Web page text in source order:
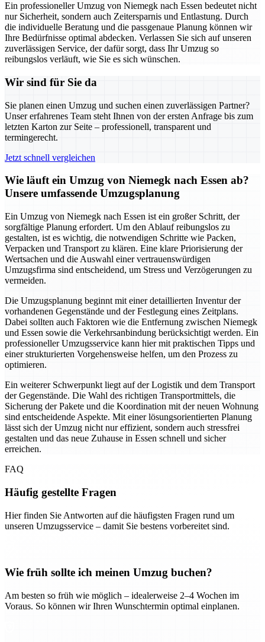
Ein professioneller Umzug von Niemegk nach Essen bedeutet nicht
nur Sicherheit, sondern auch Zeitersparnis und Entlastung. Durch
die individuelle Beratung und die passgenaue Planung können wir
Ihre Bedürfnisse optimal abdecken. Verlassen Sie sich auf unseren
zuverlässigen Service, der dafür sorgt, dass Ihr Umzug so
reibungslos verläuft, wie Sie es sich wünschen.
Wir sind für Sie da
Sie planen einen Umzug und suchen einen zuverlässigen Partner?
Unser erfahrenes Team steht Ihnen von der ersten Anfrage bis zum
letzten Karton zur Seite – professionell, transparent und
termingerecht.
Jetzt schnell vergleichen
Wie läuft ein Umzug von Niemegk nach Essen ab?
Unsere umfassende Umzugsplanung
Ein Umzug von Niemegk nach Essen ist ein großer Schritt, der
sorgfältige Planung erfordert. Um den Ablauf reibungslos zu
gestalten, ist es wichtig, die notwendigen Schritte wie Packen,
Verpacken und Transport zu klären. Eine klare Priorisierung der
Wertsachen und die Auswahl einer vertrauenswürdigen
Umzugsfirma sind entscheidend, um Stress und Verzögerungen zu
vermeiden.
Die Umzugsplanung beginnt mit einer detaillierten Inventur der
vorhandenen Gegenstände und der Festlegung eines Zeitplans.
Dabei sollten auch Faktoren wie die Entfernung zwischen Niemegk
und Essen sowie die Verkehrsanbindung berücksichtigt werden. Ein
professioneller Umzugsservice kann hier mit praktischen Tipps und
einer strukturierten Vorgehensweise helfen, um den Prozess zu
optimieren.
Ein weiterer Schwerpunkt liegt auf der Logistik und dem Transport
der Gegenstände. Die Wahl des richtigen Transportmittels, die
Sicherung der Pakete und die Koordination mit der neuen Wohnung
sind entscheidende Aspekte. Mit einer lösungsorientierten Planung
lässt sich der Umzug nicht nur effizient, sondern auch stressfrei
gestalten und das neue Zuhause in Essen schnell und sicher
erreichen.
FAQ
Häufig gestellte Fragen
Hier finden Sie Antworten auf die häufigsten Fragen rund um
unseren Umzugsservice – damit Sie bestens vorbereitet sind.
Wie früh sollte ich meinen Umzug buchen?
Am besten so früh wie möglich – idealerweise 2–4 Wochen im
Voraus. So können wir Ihren Wunschtermin optimal einplanen.